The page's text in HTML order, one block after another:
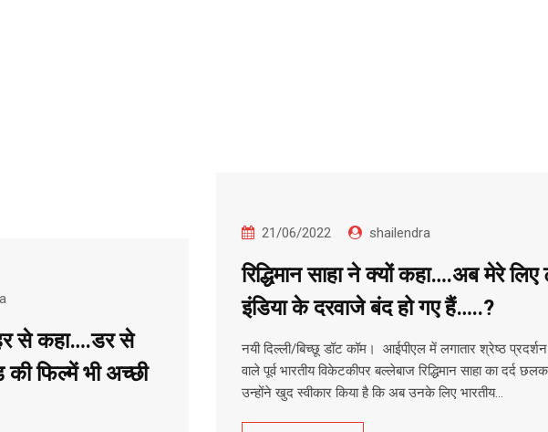
21/06/2022 shailendra
रिद्धिमान साहा ने क्यों कहा….अब मेरे लिए
इंडिया के दरवाजे बंद हो गए हैं…..?
नयी दिल्ली/बिच्छू डॉट कॉम। आईपीएल में लगातार श्रेष्ठ
वाले पूर्व भारतीय विकेटकीपर बल्लेबाज रिद्धिमान साहा का दर्द
उन्होंने खुद स्वीकार किया है कि अब उनके लिए भारतीय…
से कहा….डर से
फिल्में भी अच्छी